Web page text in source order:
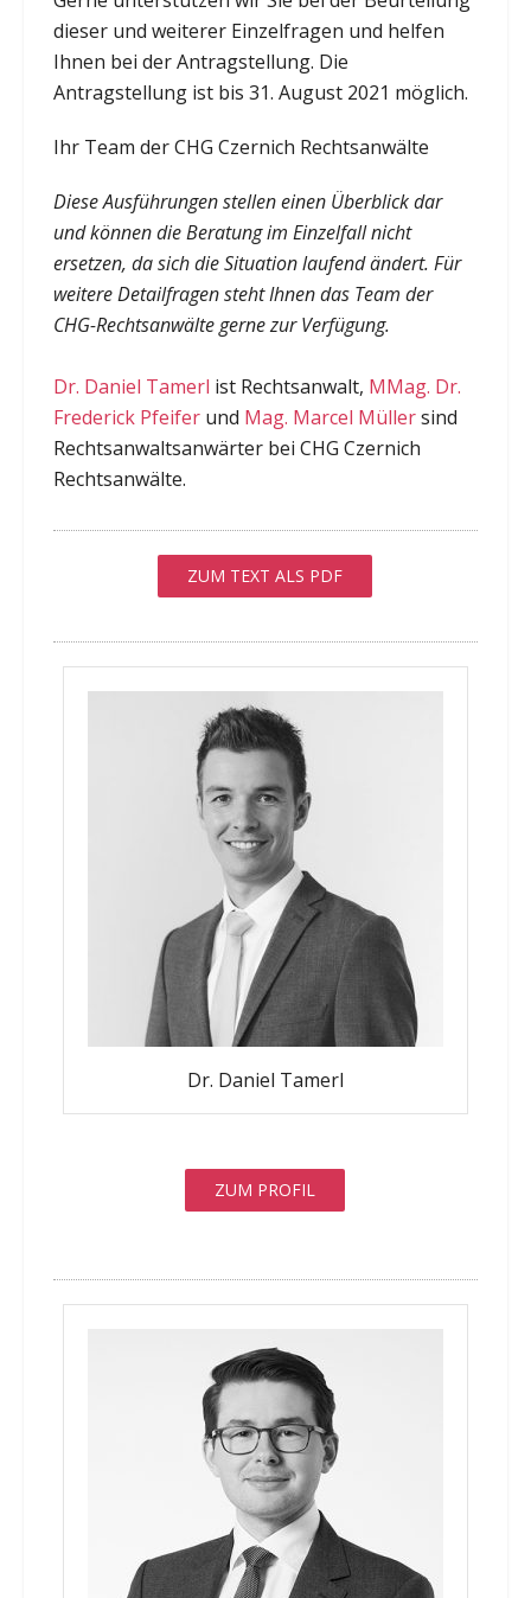
dieser und weiterer Einzelfragen und helfen
Ihnen bei der Antragstellung. Die
Antragstellung ist bis 31. August 2021 möglich.
Ihr Team der CHG Czernich Rechtsanwälte
Diese Ausführungen stellen einen Überblick dar
und können die Beratung im Einzelfall nicht
ersetzen, da sich die Situation laufend ändert. Für
weitere Detailfragen steht Ihnen das Team der
CHG-Rechtsanwälte gerne zur Verfügung.
Dr. Daniel Tamerl ist Rechtsanwalt, MMag. Dr.
Frederick Pfeiferund Mag. Marcel Müllersind
Rechtsanwaltsanwärter bei CHG Czernich
Rechtsanwälte.
ZUM TEXT ALS PDF
Dr. Daniel Tamerl
ZUM PROFIL